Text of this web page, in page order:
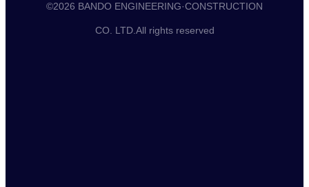
©2026 BANDO ENGINEERING·CONSTRUCTION
CO. LTD.All rights reserved